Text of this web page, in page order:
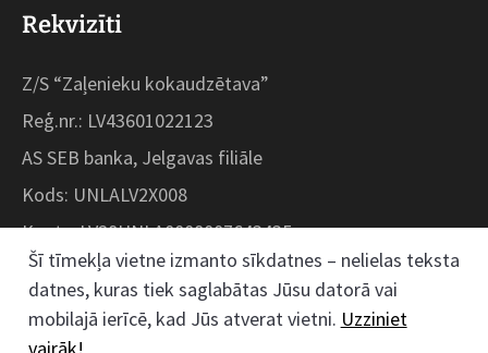
Rekvizīti
Z/S “Zaļenieku kokaudzētava”
Reģ.nr.: LV43601022123
AS SEB banka, Jelgavas filiāle
Kods: UNLALV2X008
Konts: LV28UNLA0008007643435
Kokaudzētavas iela 1, Zaļenieki, Zaļenieku
pagasts, Jelgavas novads, LV- 3011, Latvija
Šī tīmekļa vietne izmanto sīkdatnes – nelielas teksta
datnes, kuras tiek saglabātas Jūsu datorā vai
mobilajā ierīcē, kad Jūs atverat vietni. Uzziniet